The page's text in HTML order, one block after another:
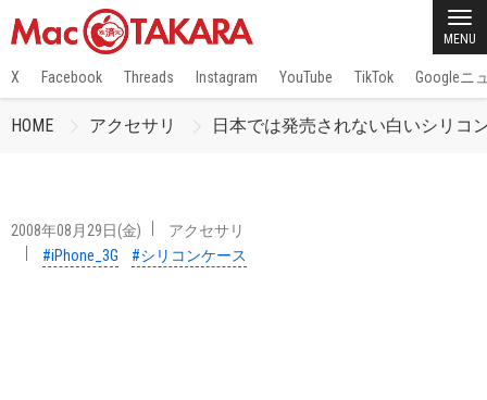
MENU
X Facebook Threads Instagram YouTube TikTok Googleニ
HOME アクセサリ 日本では発売されない白いシリコ
2008年08月29日(金)
アクセサリ
#iPhone_3G
#シリコンケース